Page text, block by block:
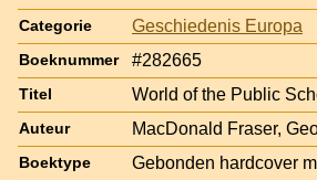
Categorie Geschiedenis Europa
Boeknummer #282665
Titel World of the Public
Auteur MacDonald Fraser,
Boektype Gebonden hardcover